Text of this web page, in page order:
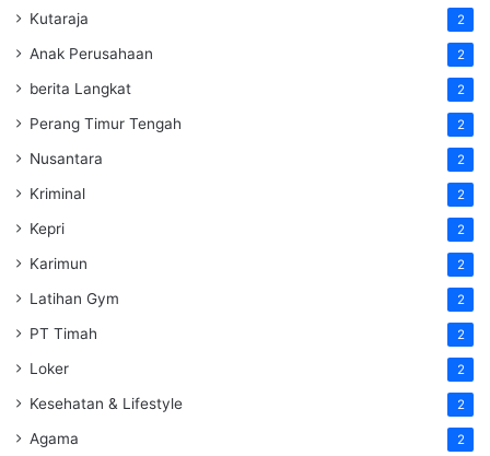
Kutaraja 2
Anak Perusahaan 2
berita Langkat 2
Perang Timur Tengah 2
Nusantara 2
Kriminal 2
Kepri 2
Karimun 2
Latihan Gym 2
PT Timah 2
Loker 2
Kesehatan & Lifestyle 2
Agama 2